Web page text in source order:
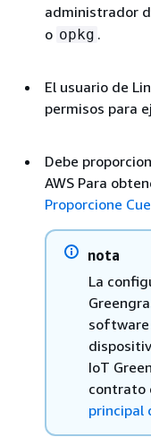
administrador
o opkg .
El usuario de
permisos para
Debe
AWS Para
Proporcione
nota
La
software
IoT
contrato
principal